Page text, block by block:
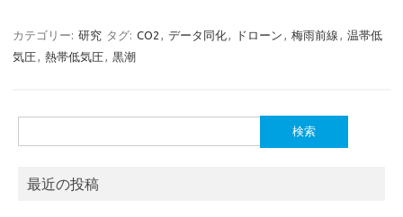
カテゴリー: 研究 タグ: CO2 データ同化 ドローン 梅雨前線
温帯低
気圧
熱帯低気圧 黒潮
索:
最近の投稿